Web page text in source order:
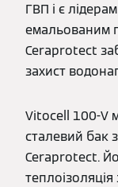
ГВП і є
емальованим
Ceraprotect
захист
Vitocell 100-V
сталевий бак
Ceraprotect.